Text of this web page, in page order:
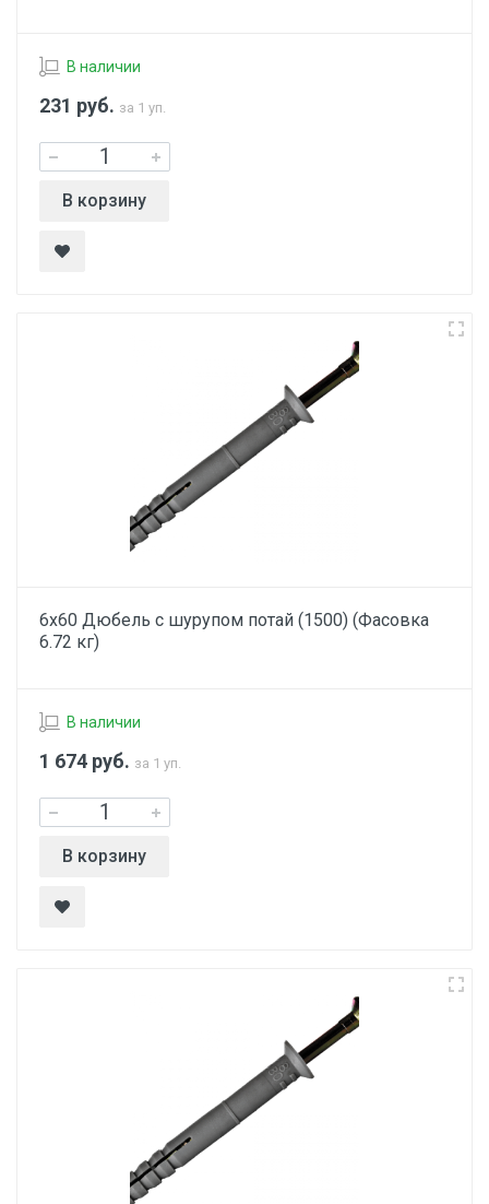
В наличии
231 руб. за 1 уп.
В корзину
6х60 Дюбель с шурупом потай (1500) (Фасовка
6.72 кг)
В наличии
1 674 руб. за 1 уп.
В корзину